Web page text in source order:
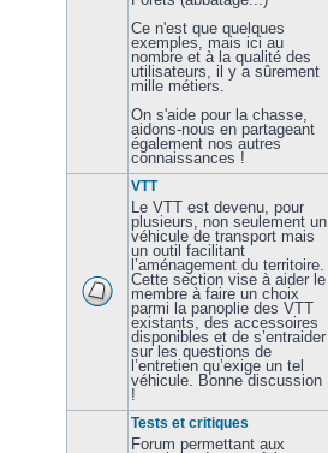
Ce n'est que quelques
exemples, mais ici au
nombre et à la qualité des
utilisateurs, il y a sûrement
mille métiers.
On s'aide pour la chasse,
aidons-nous en partageant
également nos autres
connaissances !
VTT
Le VTT est devenu, pour
plusieurs, non seulement un
véhicule de transport mais
un outil facilitant
l’aménagement du territoire.
Cette section vise à aider le
membre à faire un choix
parmi la panoplie des VTT
existants, des accessoires
disponibles et de s’entraider
sur les questions de
l’entretien qu’exige un tel
véhicule. Bonne discussion
!
Tests et critiques
Forum permettant aux